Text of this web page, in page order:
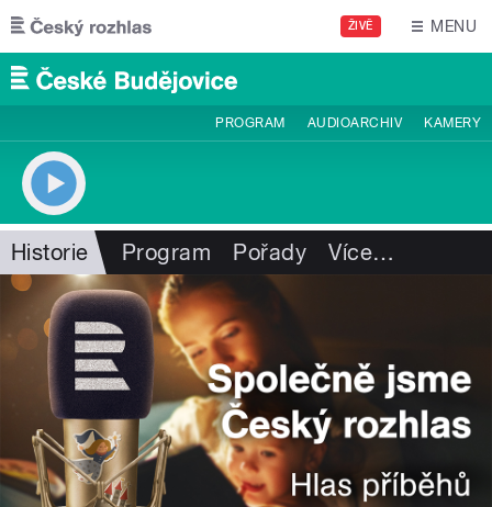
Přejít k hlavnímu obsahu
ŽIVĚ MENU
PROGRAM AUDIOARCHIV KAMERY
Historie Program Pořady Více…